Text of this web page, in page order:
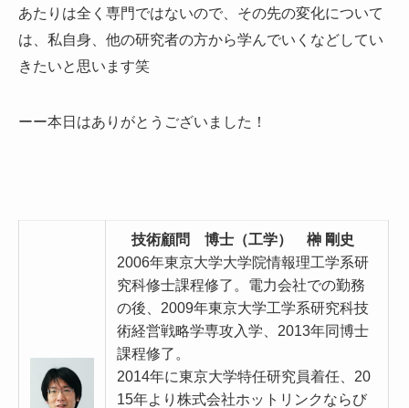
あたりは全く専門ではないので、その先の変化について
は、私自身、他の研究者の方から学んでいくなどしてい
きたいと思います笑
ーー本日はありがとうございました！
技術顧問 博士（工学） 榊 剛史
2006年東京大学大学院情報理工学系研
究科修士課程修了。電力会社での勤務
の後、2009年東京大学工学系研究科技
術経営戦略学専攻入学、2013年同博士
課程修了。
2014年に東京大学特任研究員着任、20
15年より株式会社ホットリンクならび